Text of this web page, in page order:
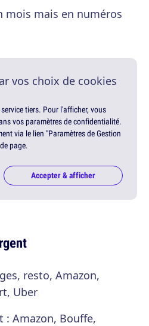
mois mais en numéros
vos choix de cookies
tiers. Pour l'afficher, vous
vos paramètres de confidentialité.
via le lien "Paramètres de Gestion
page.
Accepter & afficher
resto, Amazon,
Uber
: Amazon, Bouffe,